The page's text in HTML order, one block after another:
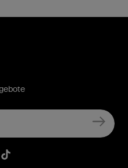
LinkedIn
Youtube
Belkin TikTok